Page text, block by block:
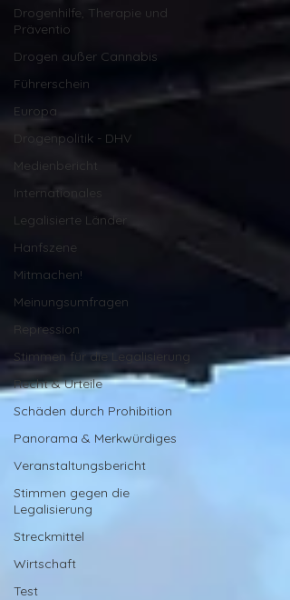
Drogenhilfe, Therapie und
Präventio
Drogen außer Cannabis
Führerschein
Europa
Drogenpolitik - DHV
Medienbericht
Internationales
Legalisierte Länder
Hanfszene
Mitmachen!
Meinungsumfragen
Repression
Stimmen für die Legalisierung
Recht & Urteile
Schäden durch Prohibition
Panorama & Merkwürdiges
Veranstaltungsbericht
Stimmen gegen die
Legalisierung
Streckmittel
Wirtschaft
Test